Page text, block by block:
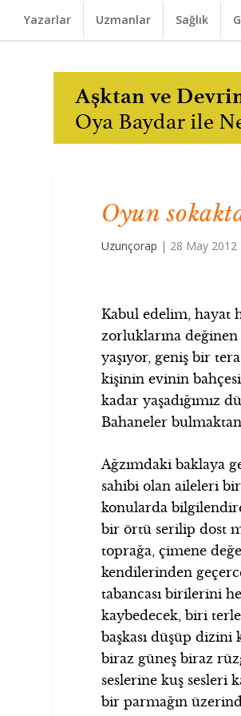
Yazarlar Uzmanlar Sağlık
Oyun
Uzunçorap | 28 May 2012
Kabul edelim, hayat
zorluklarına
yaşıyor, geniş bir
kişinin evinin
kadar yaşadığımız
Bahaneler
Ağzımdaki baklaya
sahibi olan aileleri bir
konularda
bir örtü serilip dost
toprağa, çimene
kendilerinden
tabancası birilerini
kaybedecek, biri
başkası düşüp
biraz güneş biraz
seslerine kuş sesleri
bir parmağın